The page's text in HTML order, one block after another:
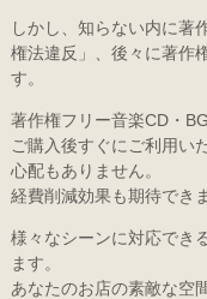
しかし、知らない内に著
権法違反」、後々に著作
す。
著作権フリー音楽CD・
ご購入後すぐにご利用い
心配もありません。
経費削減効果も期待できま
様々なシーンに対応でき
ます。
あなたのお店の素敵な空